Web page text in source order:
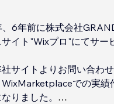
6年前に株式会社
イト"Wixプロ"にてサー
サイトよりお問い合わ
WixMarketplaceでの実績
りました。